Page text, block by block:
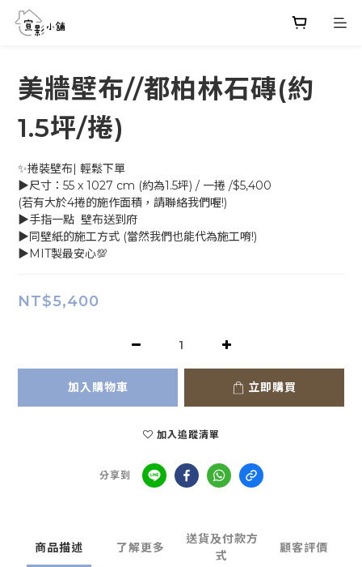
美牆壁布//都柏林石磚(約
1.5坪/捲)
✨捲裝壁布| 輕鬆下單
▶尺寸：55 x 1027 cm (約為1.5坪) / 一捲 /$5,400
(若有大於4捲的施作面積，請聯絡我們喔!)
▶手指一點  壁布送到府
▶同壁紙的施工方式 (當然我們也能代為施工唷!)
▶MIT製最安心💯
NT$5,400
加入購物車 立即購買
加入追蹤清單
分享到
商品描述 了解更多
送貨及付款方
式
顧客評價